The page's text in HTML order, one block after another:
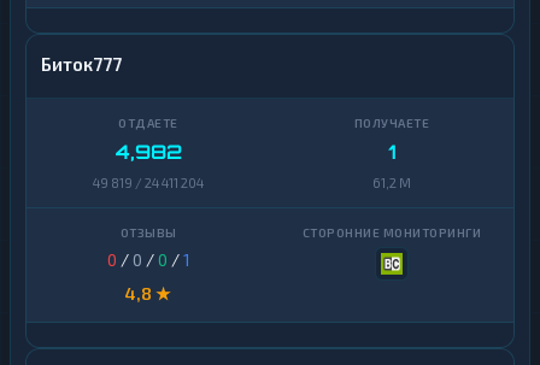
Биток777
4,982
49 819 / 24 411 204
1
61,2 M
0 / 0 /0 /1
4,8 ★